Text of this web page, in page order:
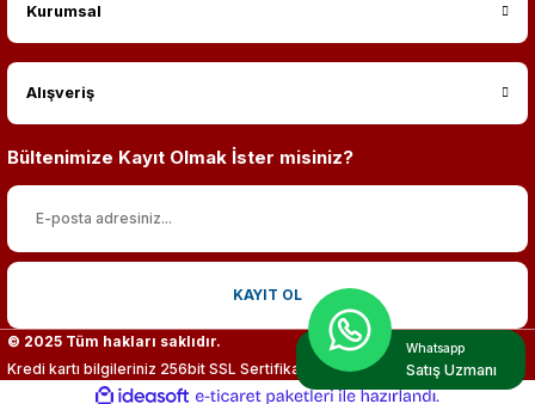
Kurumsal
Alışveriş
Bültenimize Kayıt Olmak İster misiniz?
KAYIT OL
© 2025 Tüm hakları saklıdır.
Kredi kartı bilgileriniz 256bit SSL Sertifikası ile %100 koruma altındadır.
Whatsapp
Satış Uzmanı
ideasoft e-